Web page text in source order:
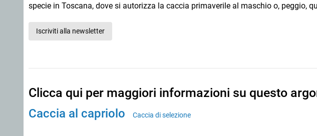
specie in Toscana, dove si autorizza la caccia primaverile al maschio o, peggio,
Iscriviti alla newsletter
Clicca qui per maggiori informazioni su questo
Caccia al capriolo Caccia di selezione